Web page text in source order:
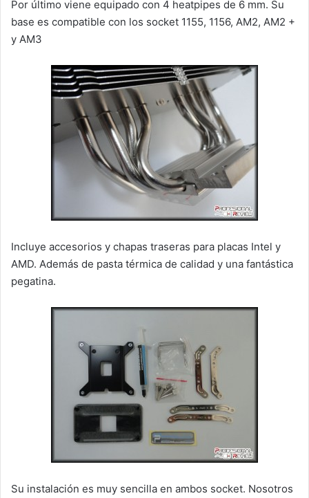
Por último viene equipado con 4 heatpipes de 6 mm. Su
base es compatible con los socket 1155, 1156, AM2, AM2 +
y AM3
Incluye accesorios y chapas traseras para placas Intel y
AMD. Además de pasta térmica de calidad y una fantástica
pegatina.
Su instalación es muy sencilla en ambos socket. Nosotros